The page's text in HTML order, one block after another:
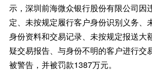
示，深圳前海微众银行股份有限公司因
定、未按规定履行客户身份识别义务、
身份资料和交易记录、未按规定报送大
疑交易报告、与身份不明的客户进行交
被警告，并被罚款1387万元。